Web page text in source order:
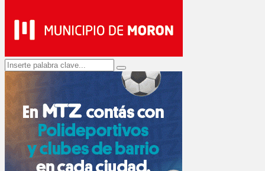
Search
for:
Search